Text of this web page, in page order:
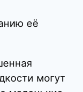
её
могут